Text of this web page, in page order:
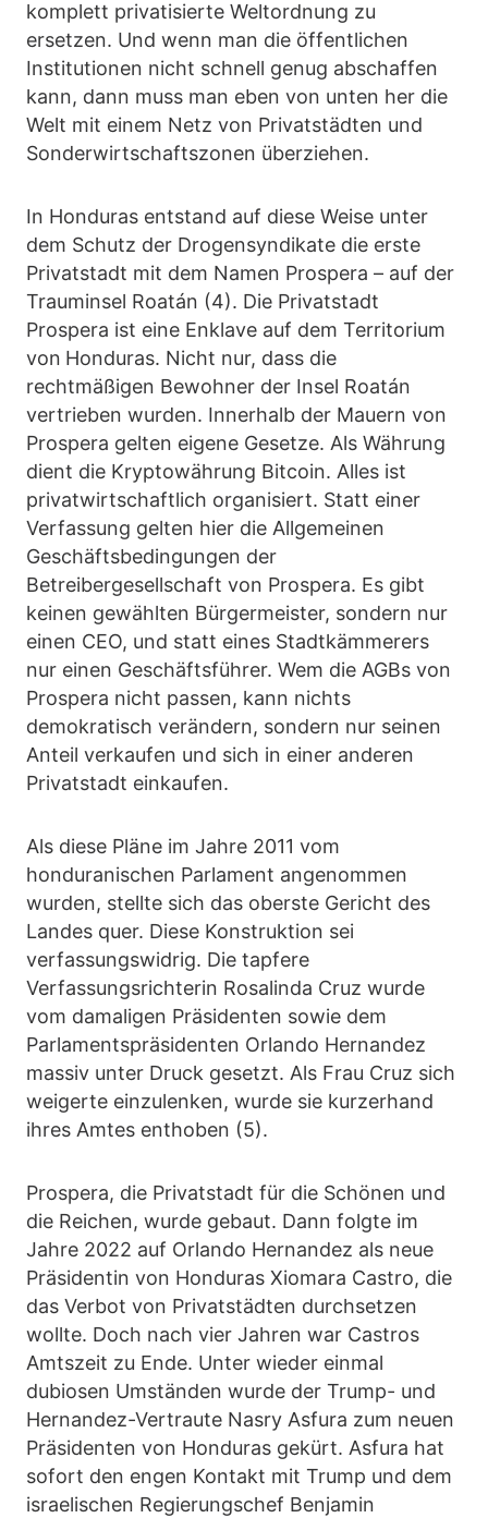
komplett privatisierte Weltordnung zu
ersetzen. Und wenn man die öffentlichen
Institutionen nicht schnell genug abschaffen
kann, dann muss man eben von unten her die
Welt mit einem Netz von Privatstädten und
Sonderwirtschaftszonen überziehen.
In Honduras entstand auf diese Weise unter
dem Schutz der Drogensyndikate die erste
Privatstadt mit dem Namen Prospera – auf der
Trauminsel Roatán (4). Die Privatstadt
Prospera ist eine Enklave auf dem Territorium
von Honduras. Nicht nur, dass die
rechtmäßigen Bewohner der Insel Roatán
vertrieben wurden. Innerhalb der Mauern von
Prospera gelten eigene Gesetze. Als Währung
dient die Kryptowährung Bitcoin. Alles ist
privatwirtschaftlich organisiert. Statt einer
Verfassung gelten hier die Allgemeinen
Geschäftsbedingungen der
Betreibergesellschaft von Prospera. Es gibt
keinen gewählten Bürgermeister, sondern nur
einen CEO, und statt eines Stadtkämmerers
nur einen Geschäftsführer. Wem die AGBs von
Prospera nicht passen, kann nichts
demokratisch verändern, sondern nur seinen
Anteil verkaufen und sich in einer anderen
Privatstadt einkaufen.
Als diese Pläne im Jahre 2011 vom
honduranischen Parlament angenommen
wurden, stellte sich das oberste Gericht des
Landes quer. Diese Konstruktion sei
verfassungswidrig. Die tapfere
Verfassungsrichterin Rosalinda Cruz wurde
vom damaligen Präsidenten sowie dem
Parlamentspräsidenten Orlando Hernandez
massiv unter Druck gesetzt. Als Frau Cruz sich
weigerte einzulenken, wurde sie kurzerhand
ihres Amtes enthoben (5).
Prospera, die Privatstadt für die Schönen und
die Reichen, wurde gebaut. Dann folgte im
Jahre 2022 auf Orlando Hernandez als neue
Präsidentin von Honduras Xiomara Castro, die
das Verbot von Privatstädten durchsetzen
wollte. Doch nach vier Jahren war Castros
Amtszeit zu Ende. Unter wieder einmal
dubiosen Umständen wurde der Trump- und
Hernandez-Vertraute Nasry Asfura zum neuen
Präsidenten von Honduras gekürt. Asfura hat
sofort den engen Kontakt mit Trump und dem
israelischen Regierungschef Benjamin